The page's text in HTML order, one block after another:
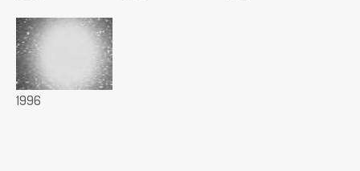
1996